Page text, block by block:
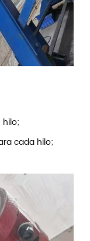
cada hilo;